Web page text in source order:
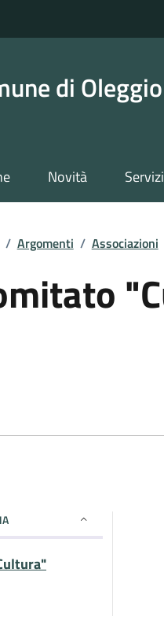
di
Novità Servizi
/ Argomenti / Associazioni